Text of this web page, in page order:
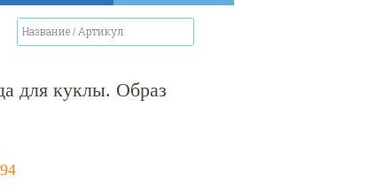
для куклы. Образ